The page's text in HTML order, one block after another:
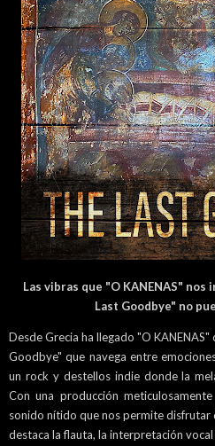
Las vibras que "O KANENAS"
Last Goodbye" no
Desde Grecia ha llegado "O
Goodbye" que navega entre
un rock y destellos indie donde la
Con una producción
sonido nítido que nos permite disfrutar
destaca la flauta, la interpretación